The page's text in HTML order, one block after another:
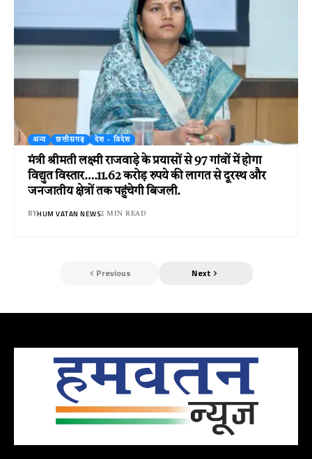
अन्य छत्तीसगढ़ देश - विदेश
मंत्री श्रीमती लक्ष्मी राजवाड़े के प्रयासों से 97 गांवों में होगा
विद्युत विस्तार….11.62 करोड़ रुपये की लागत से दूरस्थ और
जनजातीय क्षेत्रों तक पहुंचेगी बिजली.
BYHUM VATAN NEWS2 MIN READ
Previous Next